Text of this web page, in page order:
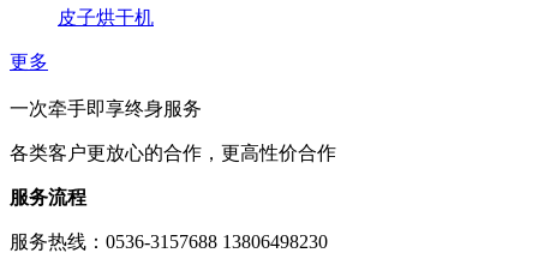
皮子烘干机
更多
一次牵手即享终身服务
各类客户更放心的合作，更高性价合作
服务流程
服务热线：0536-3157688 13806498230